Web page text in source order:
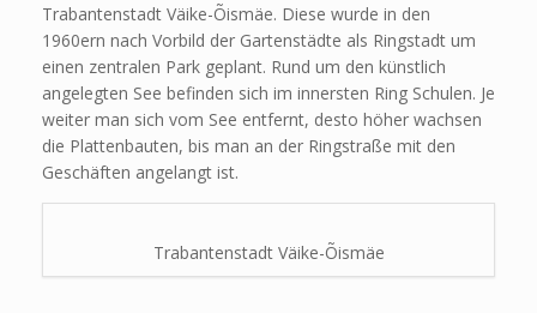
Trabantenstadt Väike-Õismäe. Diese wurde in den
1960ern nach Vorbild der Gartenstädte als Ringstadt um
einen zentralen Park geplant. Rund um den künstlich
angelegten See befinden sich im innersten Ring Schulen. Je
weiter man sich vom See entfernt, desto höher wachsen
die Plattenbauten, bis man an der Ringstraße mit den
Geschäften angelangt ist.
Trabantenstadt Väike-Õismäe